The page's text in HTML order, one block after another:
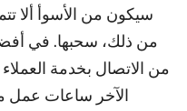
سيكون من الأسوأ ألا
من ذلك، سحبها. في